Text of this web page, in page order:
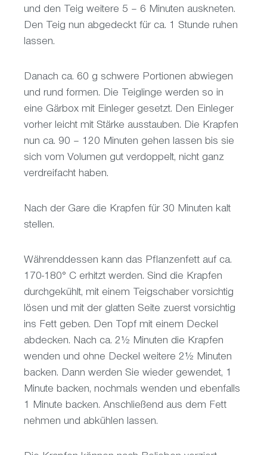
und den Teig weitere 5 – 6 Minuten auskneten.
Den Teig nun abgedeckt für ca. 1 Stunde ruhen
lassen.
Danach ca. 60 g schwere Portionen abwiegen
und rund formen. Die Teiglinge werden so in
eine Gärbox mit Einleger gesetzt. Den Einleger
vorher leicht mit Stärke ausstauben. Die Krapfen
nun ca. 90 – 120 Minuten gehen lassen bis sie
sich vom Volumen gut verdoppelt, nicht ganz
verdreifacht haben.
Nach der Gare die Krapfen für 30 Minuten kalt
stellen.
Währenddessen kann das Pflanzenfett auf ca.
170-180° C erhitzt werden. Sind die Krapfen
durchgekühlt, mit einem Teigschaber vorsichtig
lösen und mit der glatten Seite zuerst vorsichtig
ins Fett geben. Den Topf mit einem Deckel
abdecken. Nach ca. 2½ Minuten die Krapfen
wenden und ohne Deckel weitere 2½ Minuten
backen. Dann werden Sie wieder gewendet, 1
Minute backen, nochmals wenden und ebenfalls
1 Minute backen. Anschließend aus dem Fett
nehmen und abkühlen lassen.